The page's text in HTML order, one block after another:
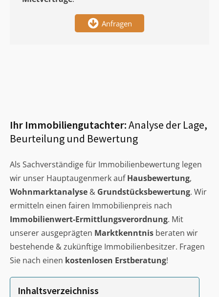
Anfragen
Ihr Immobiliengutachter:Analyse der Lage,
Beurteilung und Bewertung
Als Sachverständige für Immobilienbewertung legen
wir unser Hauptaugenmerk aufHausbewertung,
Wohnmarktanalyse & Grundstücksbewertung. Wir
ermitteln einen fairen Immobilienpreis nach
Immobilienwert-Ermittlungsverordnung. Mit
unserer ausgeprägten Marktkenntnis beraten wir
bestehende & zukünftige Immobilienbesitzer. Fragen
Sie nach einen kostenlosen Erstberatung!
Inhaltsverzeichniss